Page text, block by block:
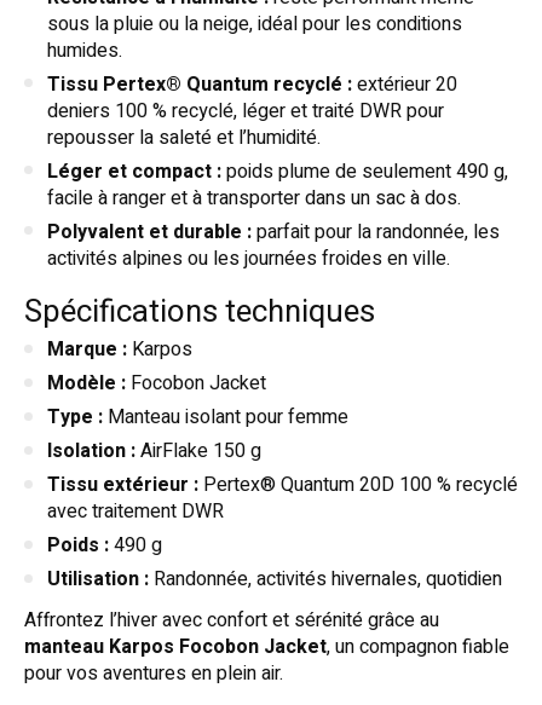
sous la pluie ou la neige, idéal pour les conditions
humides.
Tissu Pertex® Quantum recyclé :extérieur 20
deniers 100 % recyclé, léger et traité DWR pour
repousser la saleté et l’humidité.
Léger et compact :poids plume de seulement 490 g,
facile à ranger et à transporter dans un sac à dos.
Polyvalent et durable :parfait pour la randonnée, les
activités alpines ou les journées froides en ville.
Spécifications techniques
Marque : Karpos
Modèle : Focobon Jacket
Type : Manteau isolant pour femme
Isolation :AirFlake 150 g
Tissu extérieur : Pertex® Quantum 20D 100 % recyclé
avec traitement DWR
Poids :490 g
Utilisation : Randonnée, activités hivernales, quotidien
Affrontez l’hiver avec confort et sérénité grâce au
manteau Karpos Focobon Jacket, un compagnon fiable
pour vos aventures en plein air.